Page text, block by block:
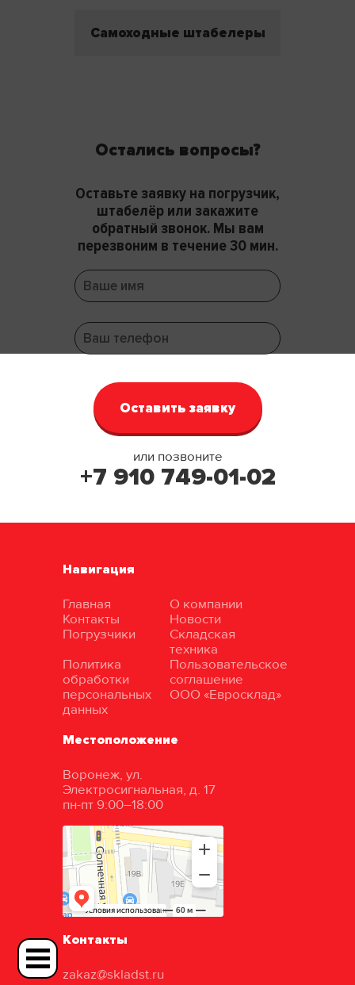
Самоходные штабелеры
Остались вопросы?
Оставьте заявку на погрузчик,
штабелёр или закажите
обратный звонок. Мы вам
перезвоним в течение 30 мин.
или позвоните
+7 910 749-01-02
Навигация
Главная
О компании
Контакты
Новости
Погрузчики
Складская
техника
Политика
обработки
персональных
данных
Пользовательское
соглашение
ООО «Евросклад»
Местоположение
Воронеж, ул.
Электросигнальная, д. 17
пн-пт 9:00–18:00
Контакты
zakaz@skladst.ru